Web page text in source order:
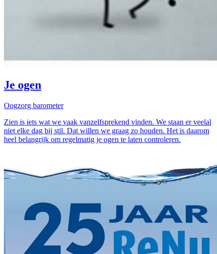
Je ogen
Oogzorg barometer
Zien is iets wat we vaak vanzelfsprekend vinden. We staan er veelal
niet elke dag bij stil. Dat willen we graag zo houden. Het is daarom
heel belangrijk om regelmatig je ogen te laten controleren.